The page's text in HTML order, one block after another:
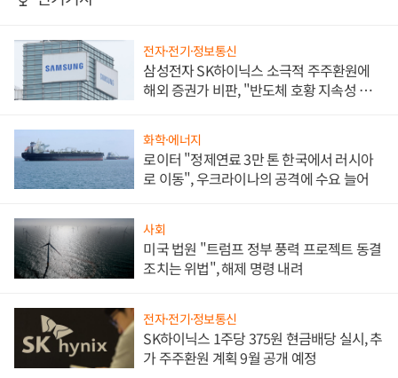
전자·전기·정보통신
삼성전자 SK하이닉스 소극적 주주환원에
해외 증권가 비판, "반도체 호황 지속성 의
화학·에너지
로이터 "정제연료 3만 톤 한국에서 러시아
로 이동", 우크라이나의 공격에 수요 늘어
사회
미국 법원 "트럼프 정부 풍력 프로젝트 동결
조치는 위법", 해제 명령 내려
전자·전기·정보통신
SK하이닉스 1주당 375원 현금배당 실시, 추
가 주주환원 계획 9월 공개 예정